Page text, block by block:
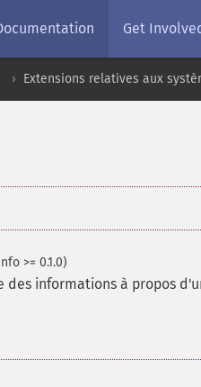
Get
Extensions relatives aux
>= 0.1.0)
des informations à propos